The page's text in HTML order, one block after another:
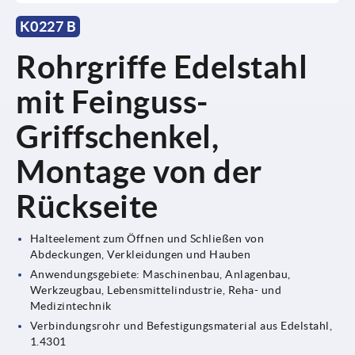
K0227 B
Rohrgriffe Edelstahl
mit Feinguss-
Griffschenkel,
Montage von der
Rückseite
Halteelement zum Öffnen und Schließen von
Abdeckungen, Verkleidungen und Hauben
Anwendungsgebiete: Maschinenbau, Anlagenbau,
Werkzeugbau, Lebensmittelindustrie, Reha- und
Medizintechnik
Verbindungsrohr und Befestigungsmaterial aus Edelstahl,
1.4301